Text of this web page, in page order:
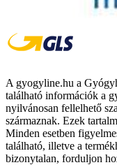
A gyogyline.hu a
található információk a
nyilvánosan fellelhető
származnak. Ezek
Minden esetben
található, illetve a
bizonytalan, forduljon